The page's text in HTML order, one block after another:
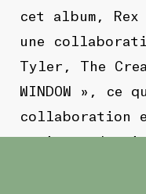
cet album, Rex
une
Tyler, The
WINDOW », ce
collaboration
artistes depuis